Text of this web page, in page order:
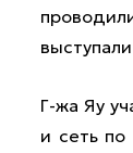
Г-жа Яу
и сеть по